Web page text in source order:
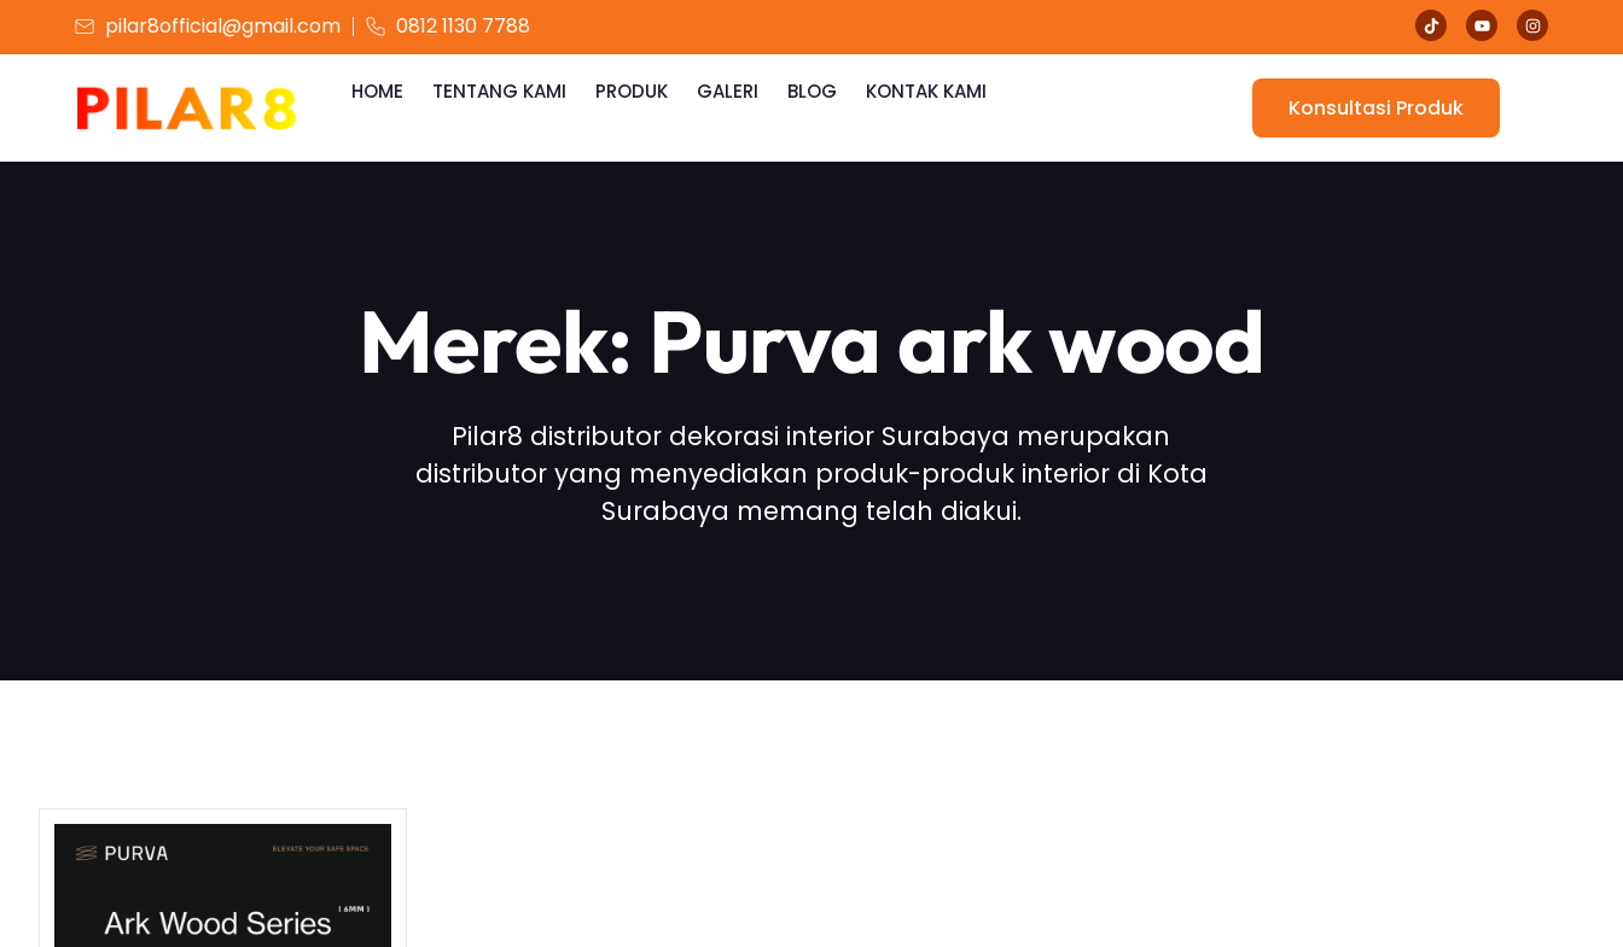
pilar8official@gmail.com 0812 1130 7788
HOME TENTANG KAMI PRODUK GALERI BLOG KONTAK KAMI
Konsultasi Produk
Merek: Purva ark wood
Pilar8 distributor dekorasi interior Surabaya merupakan
distributor yang menyediakan produk-produk interior di Kota
Surabaya memang telah diakui.